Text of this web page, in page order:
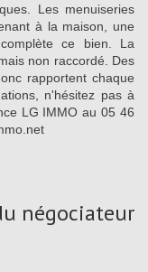
Les menuiseries
à la maison, une
ce bien. La
non raccordé. Des
rapportent chaque
n'hésitez pas à
LG IMMO au 05 46
négociateur